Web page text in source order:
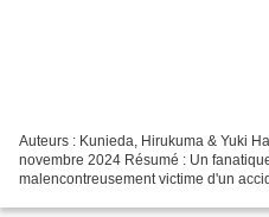
Auteurs : Kunieda, Hirukuma & Yuki
novembre 2024 Résumé : Un
malencontreusement victime d'un